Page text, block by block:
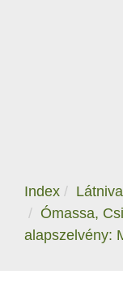
Index
Ómassa,
alapszelvény: